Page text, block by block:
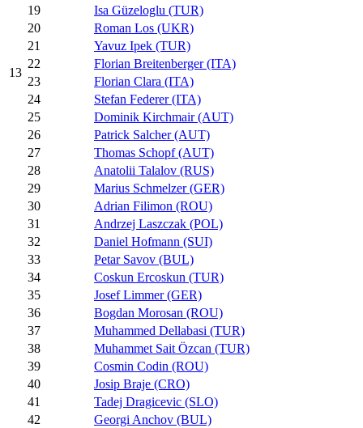
13
19
Isa Güzeloglu (TUR)
20
Roman Los (UKR)
21
Yavuz Ipek (TUR)
22
Florian Breitenberger (ITA)
23
Florian Clara (ITA)
24
Stefan Federer (ITA)
25
Dominik Kirchmair (AUT)
26
Patrick Salcher (AUT)
27
Thomas Schopf (AUT)
28
Anatolii Talalov (RUS)
29
Marius Schmelzer (GER)
30
Adrian Filimon (ROU)
31
Andrzej Laszczak (POL)
32
Daniel Hofmann (SUI)
33
Petar Savov (BUL)
34
Coskun Ercoskun (TUR)
35
Josef Limmer (GER)
36
Bogdan Morosan (ROU)
37
Muhammed Dellabasi (TUR)
38
Muhammet Sait Özcan (TUR)
39
Cosmin Codin (ROU)
40
Josip Braje (CRO)
41
Tadej Dragicevic (SLO)
42
Georgi Anchov (BUL)